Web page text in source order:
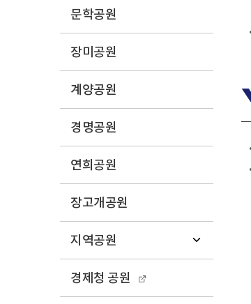
문학공원
장미공원
계양공원
경명공원
연희공원
장고개공원
지역공원
경제청 공원